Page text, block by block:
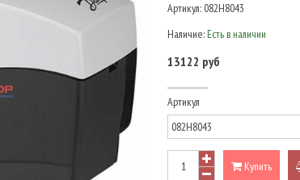
Артикул: 082H8043
Наличие: Есть в наличии
13122 руб
Артикул
Купить